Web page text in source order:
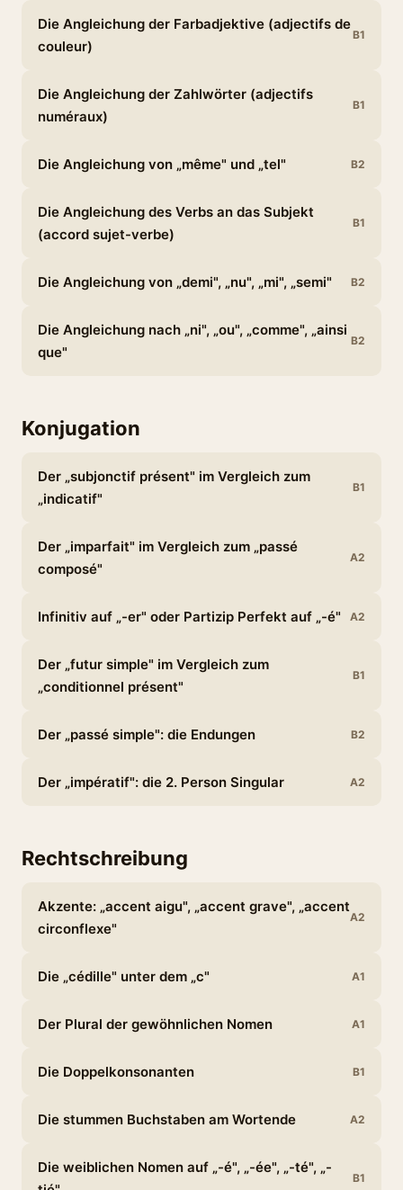
Die Angleichung der Farbadjektive (adjectifs de
couleur)
B1
Die Angleichung der Zahlwörter (adjectifs
numéraux)
B1
Die Angleichung von „même" und „tel" B2
Die Angleichung des Verbs an das Subjekt
(accord sujet-verbe)
B1
Die Angleichung von „demi", „nu", „mi", „semi" B2
Die Angleichung nach „ni", „ou", „comme", „ainsi
que"
B2
Konjugation
Der „subjonctif présent" im Vergleich zum
„indicatif"
B1
Der „imparfait" im Vergleich zum „passé
composé"
A2
Infinitiv auf „-er" oder Partizip Perfekt auf „-é" A2
Der „futur simple" im Vergleich zum
„conditionnel présent"
B1
Der „passé simple": die Endungen B2
Der „impératif": die 2. Person Singular A2
Rechtschreibung
Akzente: „accent aigu", „accent grave", „accent
circonflexe"
A2
Die „cédille" unter dem „c" A1
Der Plural der gewöhnlichen Nomen A1
Die Doppelkonsonanten B1
Die stummen Buchstaben am Wortende A2
Die weiblichen Nomen auf „-é", „-ée", „-té", „-
B1